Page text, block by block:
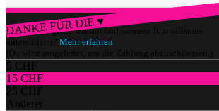
DANKE FÜR DIE ♥
Würdest du gerne watson und unseren Journalismus
unterstützen? Mehr erfahren
(Du wirst umgeleitet, um die Zahlung abzuschliessen.)
5 CHF
15 CHF
25 CHF
Anderer